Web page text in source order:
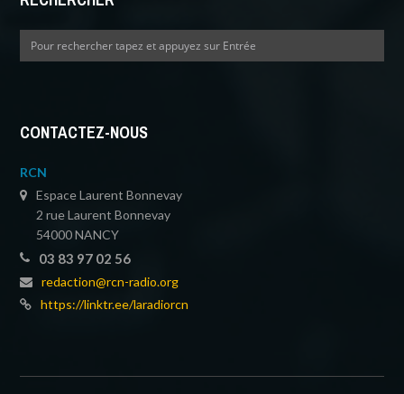
CONTACTEZ-NOUS
RCN
Espace Laurent Bonnevay
2 rue Laurent Bonnevay
54000 NANCY
03 83 97 02 56
redaction@rcn-radio.org
https://linktr.ee/laradiorcn